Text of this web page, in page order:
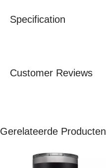
Specification
Customer Reviews
Gerelateerde Producten